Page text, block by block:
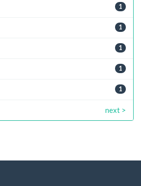
1
1
1
1
1
next >